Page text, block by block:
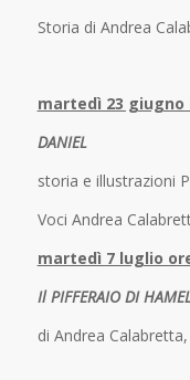
Storia di Andrea
martedì 23 giugno
DANIEL
storia e illustrazioni
Voci Andrea
martedì 7 luglio
Il PIFFERAIO DI
di Andrea